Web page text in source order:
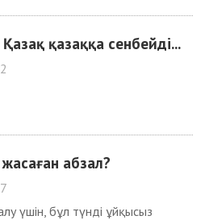
қазаққа сенбейді...
абзал?
үшін, бұл түнді ұйқысыз